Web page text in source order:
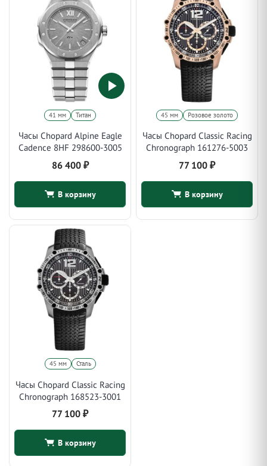
41 мм Титан
Часы Chopard Alpine Eagle
Cadence 8HF 298600-3005
86 400 ₽
В корзину
45 мм Розовое золото
Часы Chopard Classic Racing
Chronograph 161276-5003
77 100 ₽
В корзину
45 мм Сталь
Часы Chopard Classic Racing
Chronograph 168523-3001
77 100 ₽
В корзину